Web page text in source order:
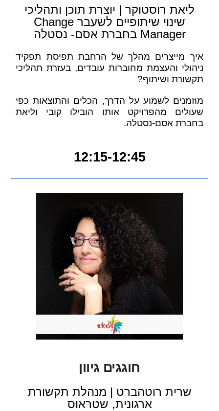
ליאת רוסטוקר | יוצרת תוכן ותהליכי
שינוי שיתופיים לשעבר Change
Manager בחברת אסם- נסטלה
איך מייצרים מהלך של הרחבת תפיסת תפקיד
ניהולי והעצמת מחוברות עובדים, בעזרת תהליכי
תקשורת ושיתוף?
מוזמנים לשמוע על הדרך, הכלים והתוצאות כפי
שעולים מהפרויקט אותו הובילו קובי וליאת
בחברת אסם-נסטלה.
12:15-12:45
חוגגים גיוון
שרית רוטהברט | מנהלת תקשורת
ארגונית, שטראוס